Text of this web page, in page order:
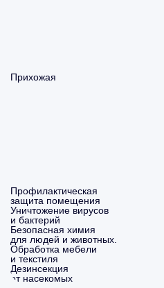
Прихожая
Профилактическая
защита помещения
Уничтожение вирусов
и бактерий
Безопасная химия
для людей и животных.
Обработка мебели
и текстиля
Дезинсекция
от насекомых